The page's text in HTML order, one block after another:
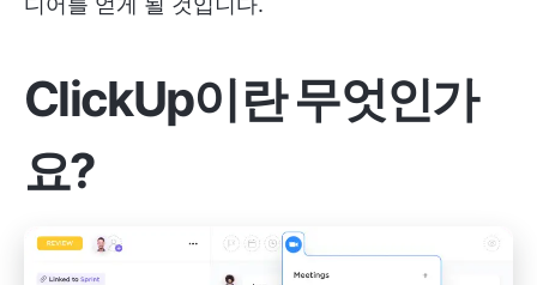
ClickUp이란 무엇인가
요?